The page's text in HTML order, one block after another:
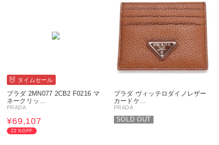
タイムセール
プラダ 2MN077 2CB2 F0216 マ
ネークリッ…
PRADA
¥69,107
22％OFF
プラダ ヴィッテロダイノレザー
カードケ…
PRADA
SOLD OUT